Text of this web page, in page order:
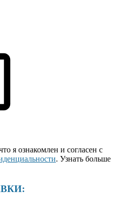
я ознакомлен и согласен с
. Узнать больше